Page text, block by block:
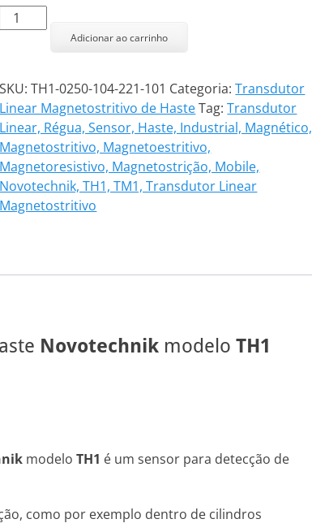
Transdutor
Linear
104-
221-
101
quantidade
Adicionar ao carrinho
SKU:TH1-0250-104-221-101 Categoria:Transdutor
Linear Magnetostritivo de Haste Tag:Transdutor
Linear, Régua, Sensor, Haste, Industrial, Magnético,
Magnetostritivo, Magnetoestritivo,
Magnetoresistivo, Magnetostrição, Mobile,
Novotechnik, TH1, TM1, Transdutor Linear
Magnetostritivo
Novotechnik modelo TH1
modelo TH1 é um sensor para detecção de
como por exemplo dentro de cilindros